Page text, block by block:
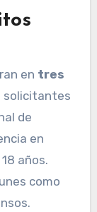
en tres
solicitantes
de
en
años.
como